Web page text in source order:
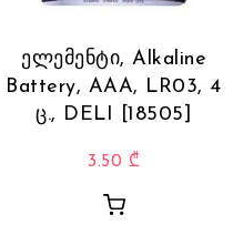
ელემენტი, Alkaline
Battery, AAA, LR03, 4
ც., DELI [18505]
3.50 ₾